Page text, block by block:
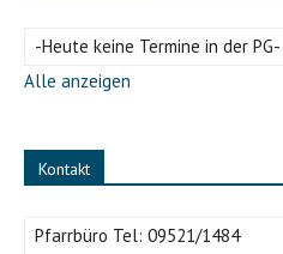
-Heute keine Termine in der PG-
Alle anzeigen
Kontakt
Pfarrbüro Tel: 09521/1484